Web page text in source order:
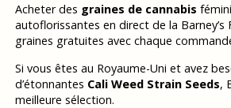
Acheter des graines de cannabis
autoflorissantes en direct de la Barney’s
graines gratuites avec chaque
Si vous êtes au Royaume-Uni et avez
d’étonnantes Cali Weed Strain Seeds,
meilleure sélection.